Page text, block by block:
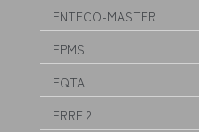
ENTECO-MASTER
EPMS
EQTA
ERRE 2